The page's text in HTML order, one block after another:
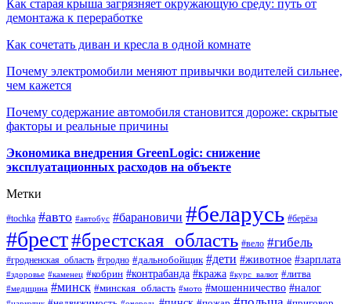
Как старая крыша загрязняет окружающую среду: путь от
демонтажа к переработке
Как сочетать диван и кресла в одной комнате
Почему электромобили меняют привычки водителей сильнее,
чем кажется
Почему содержание автомобиля становится дороже: скрытые
факторы и реальные причины
Экономика внедрения GreenLogic: снижение
эксплуатационных расходов на объекте
Метки
#tochka #авто #автобус #барановичи #беларусь #берёза
#брест#брестская_область #вело #гибель
#гродненская_область #гродно #дальнобойщик #дети #животное #зарплата
#здоровье #каменец #кобрин #контрабанда #кража #курс_валют #литва
#медицина #минск #минская_область #мото #мошенничество #налог